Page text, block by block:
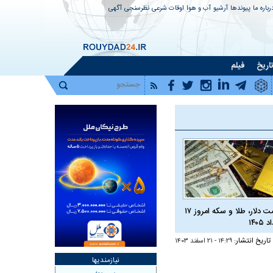
ما پیوندها آرشیو آب و هوا اوقات شرعی نظرسنجی آگهی
تاریخ فیلم
قیمت دلار، طلا و سکه امروز ۱۷
تاریخ انتشار: ۱۴:۲۹ - ۲۱ اسفند ۱۴۰۳
نیازمندیها